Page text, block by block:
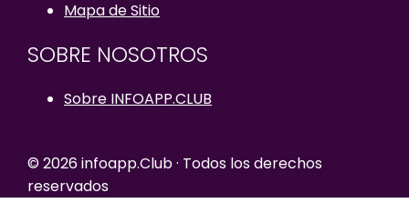
Mapa de Sitio
SOBRE NOSOTROS
Sobre INFOAPP.CLUB
© 2026 infoapp.Club · Todos los derechos
reservados